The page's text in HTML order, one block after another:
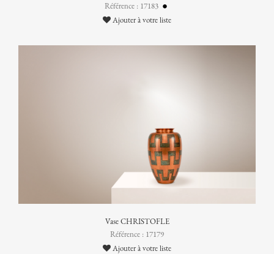
Référence : 17183
Ajouter à votre liste
Vase CHRISTOFLE
Référence : 17179
Ajouter à votre liste